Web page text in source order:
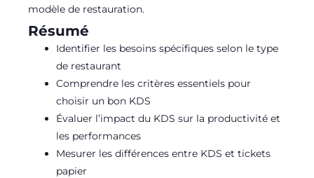
modèle de restauration.
Résumé
Identifier les besoins spécifiques selon le type
de restaurant
Comprendre les critères essentiels pour
choisir un bon KDS
Évaluer l’impact du KDS sur la productivité et
les performances
Mesurer les différences entre KDS et tickets
papier